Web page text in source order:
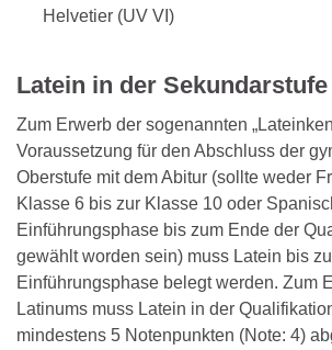
Helvetier (UV VI)
Latein in der Sekundarstufe
Zum Erwerb der sogenannten
Voraussetzung für den Abschluss der
Oberstufe mit dem Abitur (sollte weder
Klasse 6 bis zur Klasse 10 oder
Einführungsphase bis zum Ende der
gewählt worden sein) muss Latein bis
Einführungsphase belegt werden. Zum
Latinums muss Latein in der
mindestens 5 Notenpunkten (Note: 4)